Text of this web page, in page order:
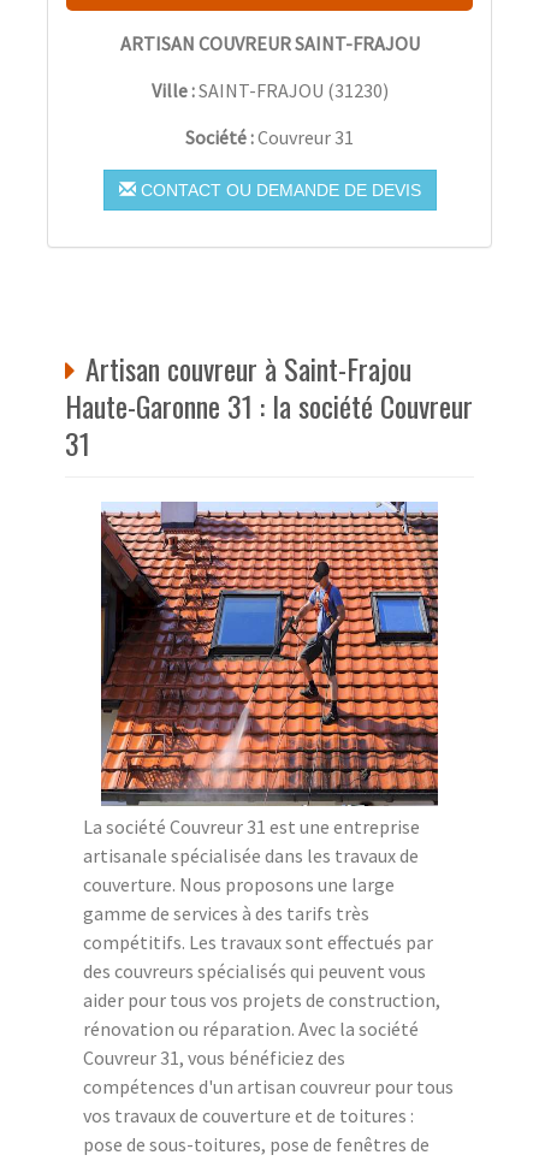
ARTISAN COUVREUR SAINT-FRAJOU
Ville :SAINT-FRAJOU (31230)
Société :Couvreur 31
CONTACT OU DEMANDE DE DEVIS
Artisan couvreur à Saint-Frajou
Haute-Garonne 31 : la société Couvreur
31
La société Couvreur 31 est une entreprise
artisanale spécialisée dans les travaux de
couverture. Nous proposons une large
gamme de services à des tarifs très
compétitifs. Les travaux sont effectués par
des couvreurs spécialisés qui peuvent vous
aider pour tous vos projets de construction,
rénovation ou réparation. Avec la société
Couvreur 31, vous bénéficiez des
compétences d'un artisan couvreur pour tous
vos travaux de couverture et de toitures :
pose de sous-toitures, pose de fenêtres de